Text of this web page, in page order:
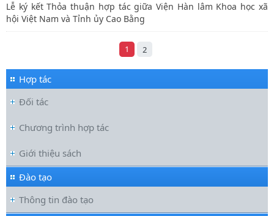
Lễ ký kết Thỏa thuận hợp tác giữa Viện Hàn lâm Khoa học xã
hội Việt Nam và Tỉnh ủy Cao Bằng
1 2
Hợp tác
Đối tác
Chương trình hợp tác
Giới thiệu sách
Đào tạo
Thông tin đào tạo